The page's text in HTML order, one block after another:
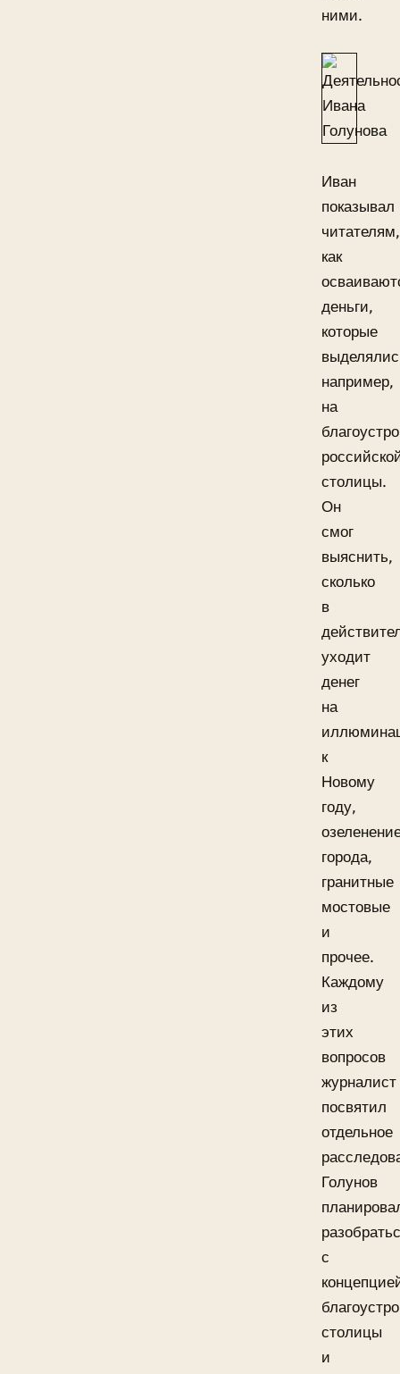
ними.
Иван
показывал
читателям,
как
деньги,
которые
например,
на
столицы.
Он
смог
выяснить,
сколько
в
уходит
денег
на
к
Новому
году,
города,
гранитные
мостовые
и
прочее.
Каждому
из
этих
вопросов
журналист
посвятил
отдельное
Голунов
с
столицы
и